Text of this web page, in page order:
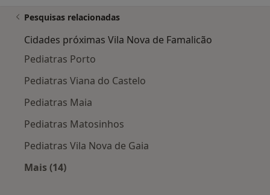
Pesquisas relacionadas
Cidades próximas Vila Nova de Famalicão
Pediatras Porto
Pediatras Viana do Castelo
Pediatras Maia
Pediatras Matosinhos
Pediatras Vila Nova de Gaia
Mais (14)